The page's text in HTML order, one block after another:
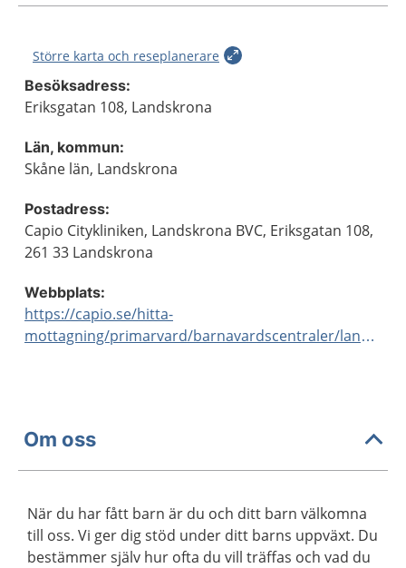
Större karta och reseplanerare
Besöksadress:
Eriksgatan 108, Landskrona
Län, kommun:
Skåne län, Landskrona
Postadress:
Capio Citykliniken, Landskrona BVC, Eriksgatan 108,
261 33 Landskrona
Webbplats:
https://capio.se/hitta-
mottagning/primarvard/barnavardscentraler/landskrona/
Om oss
När du har fått barn är du och ditt barn välkomna
till oss. Vi ger dig stöd under ditt barns uppväxt. Du
bestämmer själv hur ofta du vill träffas och vad du